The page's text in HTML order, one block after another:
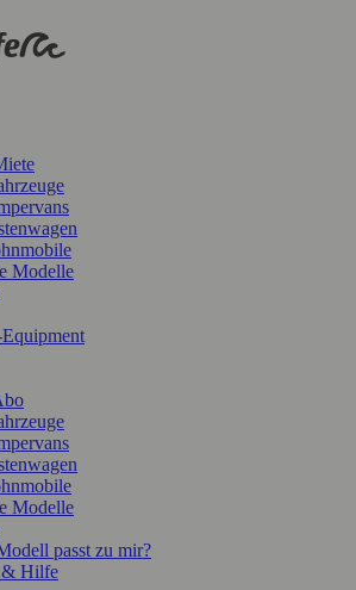
Modelle
Modelle
passt zu mir?
& Hilfe